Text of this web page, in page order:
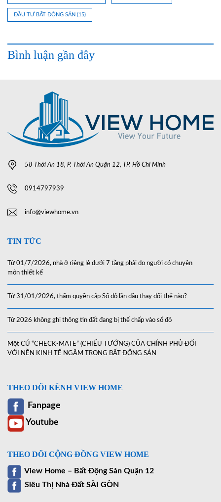
ĐẦU TƯ BẤT ĐỘNG SẢN (15)
Bình luận gần đây
58 Thới An 18, P. Thới An Quận 12, TP. Hồ Chí Minh
0914797939
info@viewhome.vn
TIN TỨC
Từ 01/7/2026, nhà ở riêng lẻ dưới 7 tầng phải do người có chuyên
môn thiết kế
Từ 31/01/2026, thẩm quyền cấp Sổ đỏ lần đầu thay đổi thế nào?
Từ 2026 không ghi thông tin đất đang bị thế chấp vào sổ đỏ
Một CÚ “CHECK-MATE” (CHIẾU TƯỚNG) CỦA CHÍNH PHỦ ĐỐI
VỚI NỀN KINH TẾ NGẦM TRONG BẤT ĐỘNG SẢN
THEO DÕI KÊNH VIEW HOME
Fanpage
Youtube
THEO DÕI CỘNG ĐỒNG VIEW HOME
View Home – Bất Động Sản Quận 12
Siêu Thị Nhà Đất SÀI GÒN